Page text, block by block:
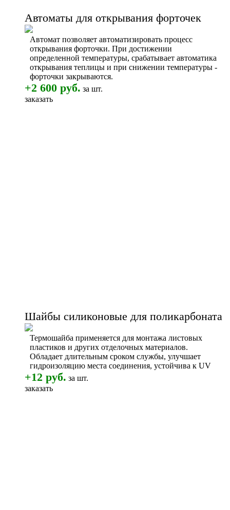
Автоматы для открывания форточек
Автомат позволяет автоматизировать процесс
открывания форточки. При достижении
определенной температуры, срабатывает автоматика
открывания теплицы и при снижении температуры -
форточки закрываются.
+2 600 руб. за шт.
заказать
Шайбы cиликоновые для поликарбоната
Термошайба применяется для монтажа листовых
пластиков и других отделочных материалов.
Обладает длительным сроком службы, улучшает
гидроизоляцию места соединения, устойчива к UV
+12 руб. за шт.
заказать